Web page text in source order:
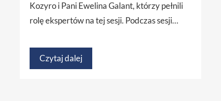
Kozyro i Pani Ewelina Galant, którzy pełnili
rolę ekspertów na tej sesji. Podczas sesji…
Czytaj dalej